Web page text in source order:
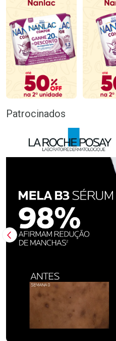
Patrocinados
Imagem Anterior